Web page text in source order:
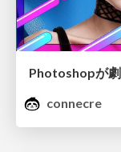
connecre